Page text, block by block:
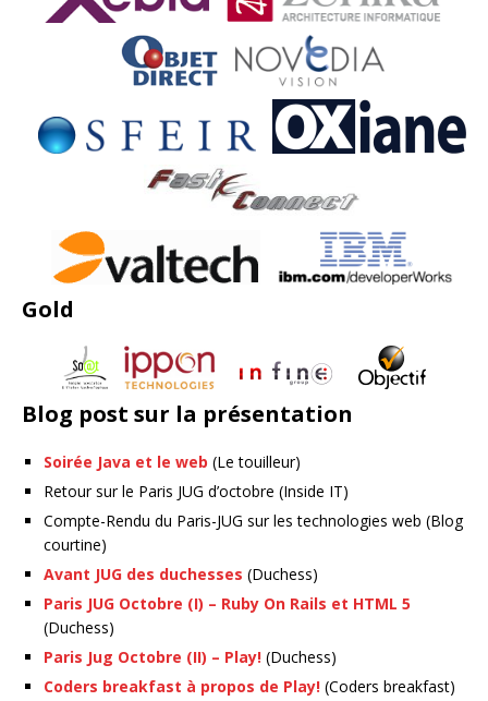
Gold
Blog post sur la présentation
Soirée Java et le web (Le touilleur)
Retour sur le Paris JUG d’octobre (Inside IT)
Compte-Rendu du Paris-JUG sur les technologies web (Blog
courtine)
Avant JUG des duchesses (Duchess)
Paris JUG Octobre (I) – Ruby On Rails et HTML 5
(Duchess)
Paris Jug Octobre (II) – Play! (Duchess)
Coders breakfast à propos de Play! (Coders breakfast)